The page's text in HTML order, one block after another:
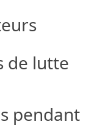
de lutte
pendant